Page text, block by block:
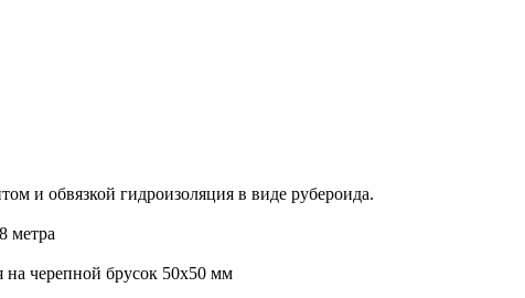
и обвязкой гидроизоляция в виде рубероида.
метра
черепной брусок 50х50 мм